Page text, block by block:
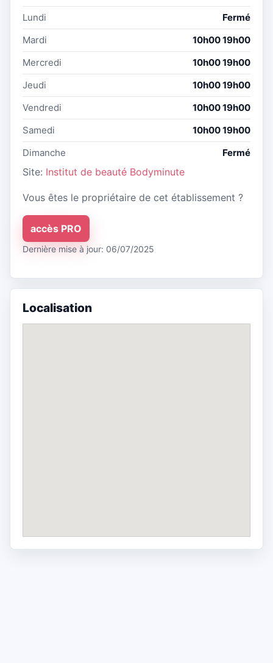
Lundi
Fermé
Mardi
10h00 19h00
Mercredi
10h00 19h00
Jeudi
10h00 19h00
Vendredi
10h00 19h00
Samedi
10h00 19h00
Dimanche
Fermé
Site: Institut de beauté Bodyminute
Vous êtes le propriétaire de cet établissement ?
accès PRO
Dernière mise à jour: 06/07/2025
Localisation